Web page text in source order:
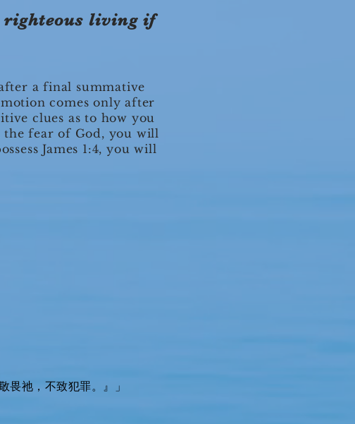
righteous living if
a final summative
comes only after
clues as to how you
the fear of God, you will
James 1:4, you will
畏祂，不致犯罪。』」